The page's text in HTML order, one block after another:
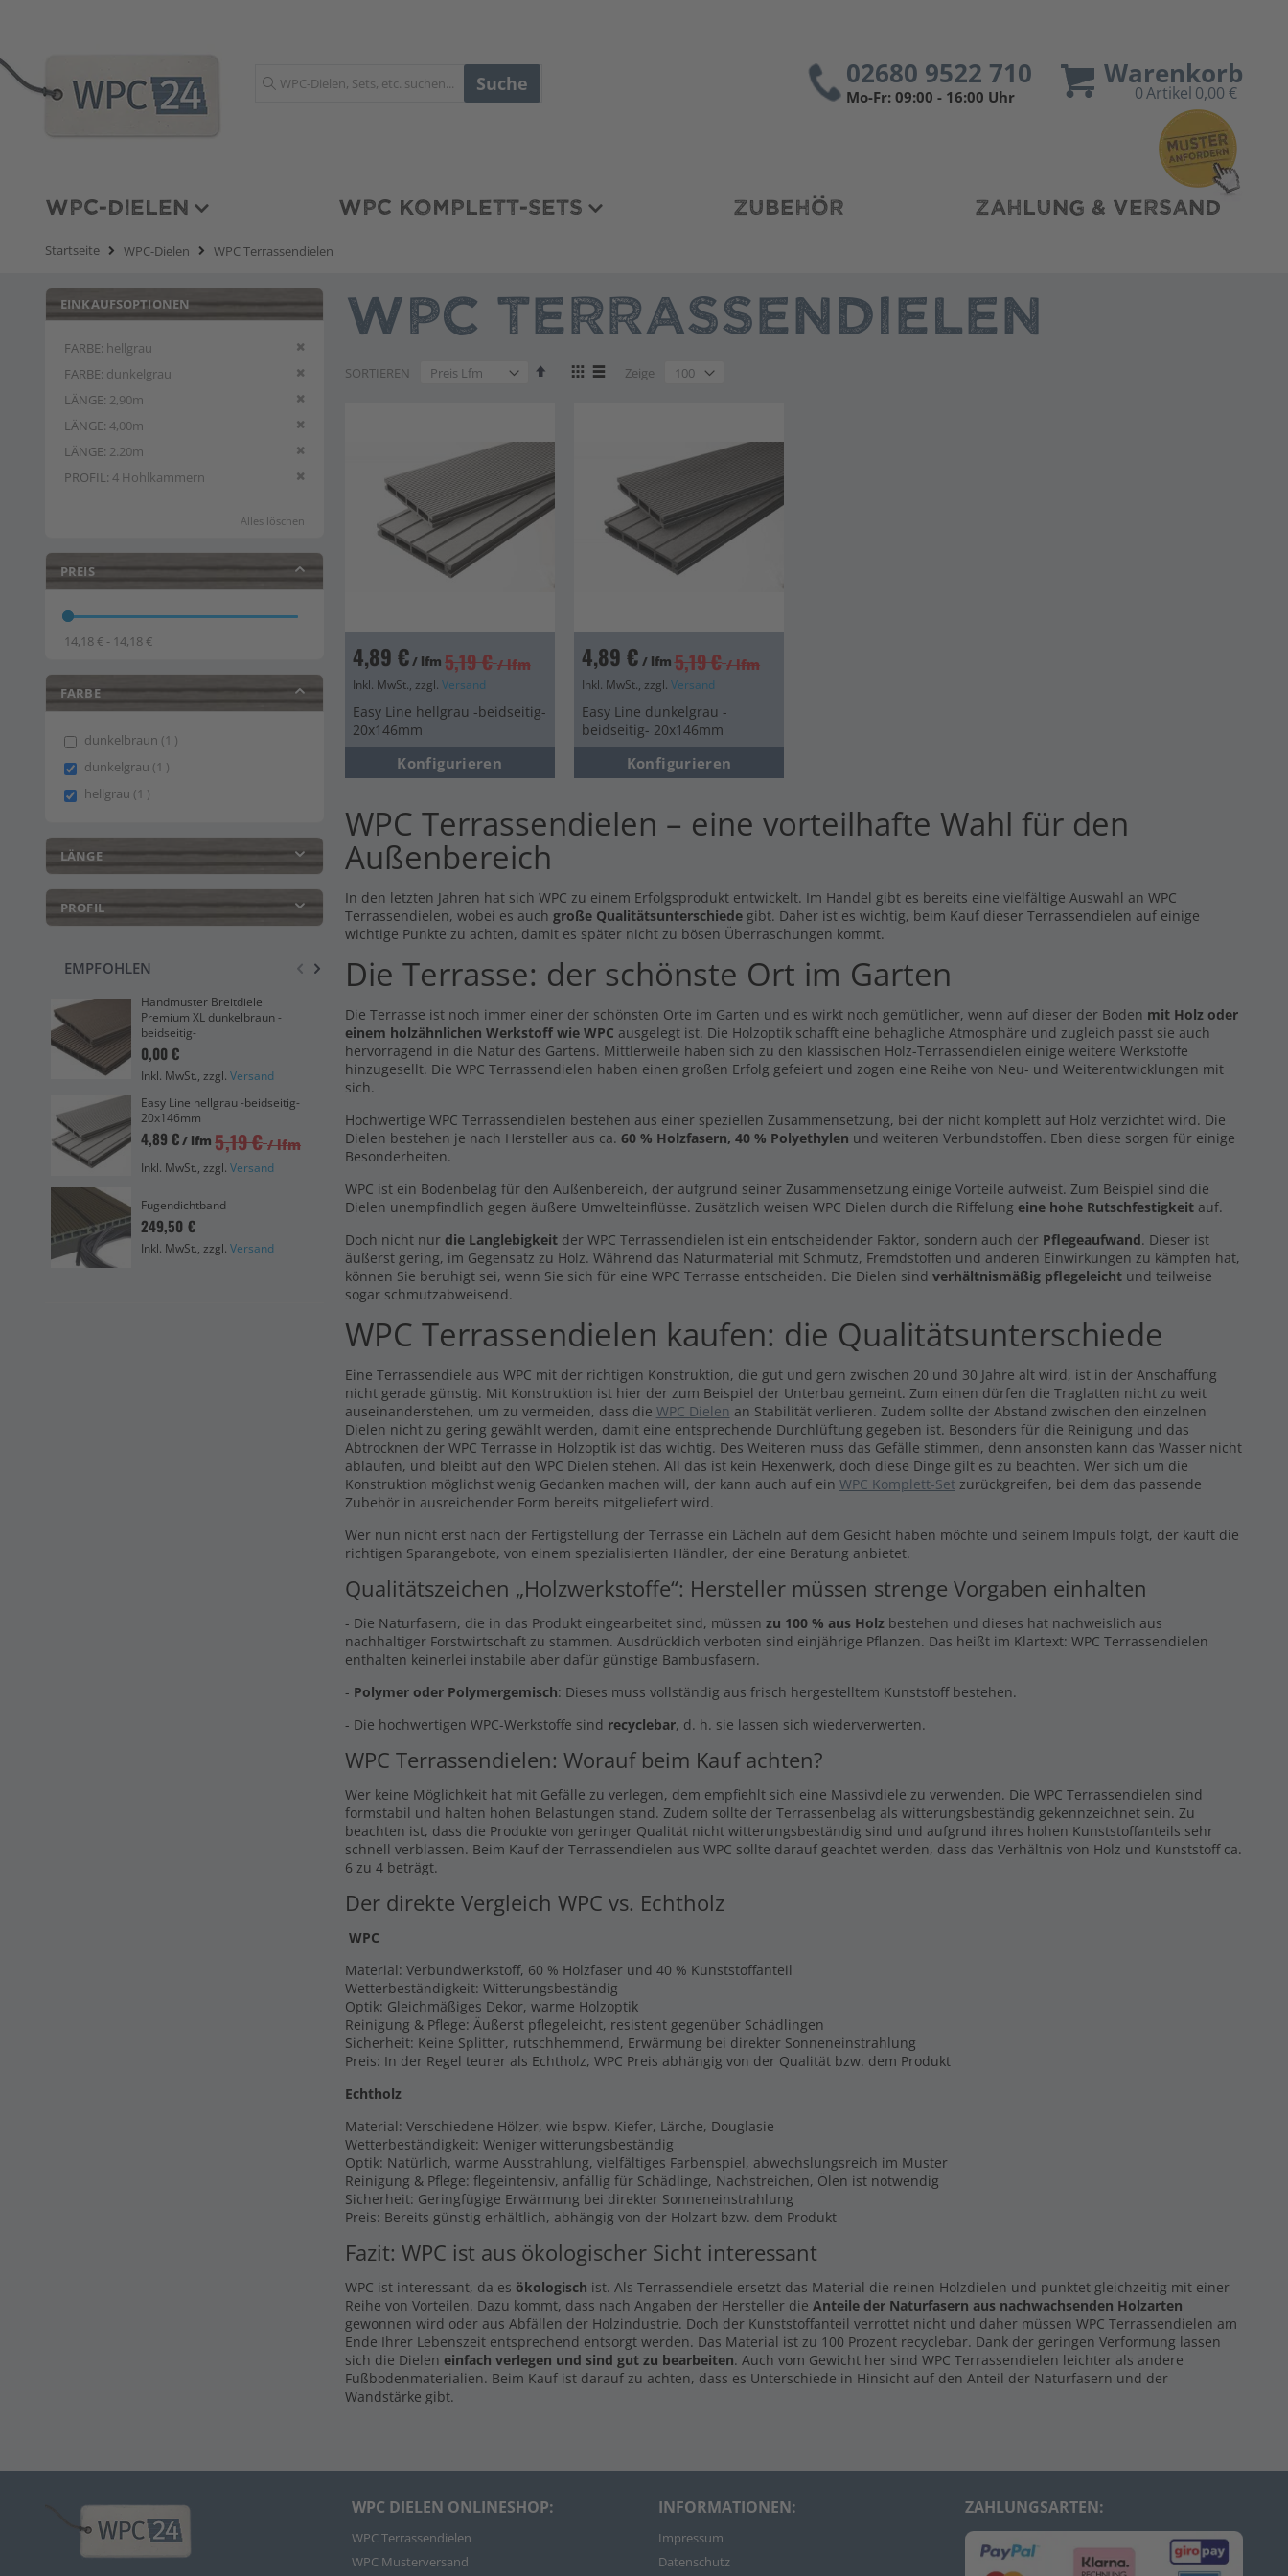
Warenkorb
0Artikel 0,00 €
Suche 02680 9522 710
Mo-Fr: 09:00 - 16:00 Uhr
WPC-DIELEN WPC KOMPLETT-SETS ZUBEHÖR ZAHLUNG & VERSAND
Startseite WPC-Dielen WPC Terrassendielen
WPC TERRASSENDIELEN
SORTIEREN
AbsteigendAnzeigen
Zeige
4,89 €/ lfm 5,19 € / lfm
Inkl. MwSt., zzgl. Versand
Easy Line hellgrau -beidseitig-
20x146mm
Konfigurieren
4,89 € / lfm5,19 € / lfm
Inkl. MwSt., zzgl. Versand
Easy Line dunkelgrau -
beidseitig- 20x146mm
Konfigurieren
WPC Terrassendielen – eine vorteilhafte Wahl für den
Außenbereich
In den letzten Jahren hat sich WPC zu einem Erfolgsprodukt entwickelt. Im Handel gibt es bereits eine vielfältige Auswahl an WPC
Terrassendielen, wobei es auch große Qualitätsunterschiede gibt. Daher ist es wichtig, beim Kauf dieser Terrassendielen auf einige
wichtige Punkte zu achten, damit es später nicht zu bösen Überraschungen kommt.
Die Terrasse: der schönste Ort im Garten
Die Terrasse ist noch immer einer der schönsten Orte im Garten und es wirkt noch gemütlicher, wenn auf dieser der Boden mit Holz oder
einem holzähnlichen Werkstoff wie WPC ausgelegt ist. Die Holzoptik schafft eine behagliche Atmosphäre und zugleich passt sie auch
hervorragend in die Natur des Gartens. Mittlerweile haben sich zu den klassischen Holz-Terrassendielen einige weitere Werkstoffe
hinzugesellt. Die WPC Terrassendielen haben einen großen Erfolg gefeiert und zogen eine Reihe von Neu- und Weiterentwicklungen mit
sich.
Hochwertige WPC Terrassendielen bestehen aus einer speziellen Zusammensetzung, bei der nicht komplett auf Holz verzichtet wird. Die
Dielen bestehen je nach Hersteller aus ca. 60 % Holzfasern, 40 % Polyethylen und weiteren Verbundstoffen. Eben diese sorgen für einige
Besonderheiten.
WPC ist ein Bodenbelag für den Außenbereich, der aufgrund seiner Zusammensetzung einige Vorteile aufweist. Zum Beispiel sind die
Dielen unempfindlich gegen äußere Umwelteinflüsse. Zusätzlich weisen WPC Dielen durch die Riffelung eine hohe Rutschfestigkeitauf.
Doch nicht nur die Langlebigkeitder WPC Terrassendielen ist ein entscheidender Faktor, sondern auch der Pflegeaufwand. Dieser ist
äußerst gering, im Gegensatz zu Holz. Während das Naturmaterial mit Schmutz, Fremdstoffen und anderen Einwirkungen zu kämpfen hat,
können Sie beruhigt sei, wenn Sie sich für eine WPC Terrasse entscheiden. Die Dielen sind verhältnismäßig pflegeleichtund teilweise
sogar schmutzabweisend.
WPC Terrassendielen kaufen: die Qualitätsunterschiede
Eine Terrassendiele aus WPC mit der richtigen Konstruktion, die gut und gern zwischen 20 und 30 Jahre alt wird, ist in der Anschaffung
nicht gerade günstig. Mit Konstruktion ist hier der zum Beispiel der Unterbau gemeint. Zum einen dürfen die Traglatten nicht zu weit
auseinanderstehen, um zu vermeiden, dass die WPC Dielen an Stabilität verlieren. Zudem sollte der Abstand zwischen den einzelnen
Dielen nicht zu gering gewählt werden, damit eine entsprechende Durchlüftung gegeben ist. Besonders für die Reinigung und das
Abtrocknen der WPC Terrasse in Holzoptik ist das wichtig. Des Weiteren muss das Gefälle stimmen, denn ansonsten kann das Wasser nicht
ablaufen, und bleibt auf den WPC Dielen stehen. All das ist kein Hexenwerk, doch diese Dinge gilt es zu beachten. Wer sich um die
Konstruktion möglichst wenig Gedanken machen will, der kann auch auf ein WPC Komplett-Setzurückgreifen, bei dem das passende
Zubehör in ausreichender Form bereits mitgeliefert wird.
Wer nun nicht erst nach der Fertigstellung der Terrasse ein Lächeln auf dem Gesicht haben möchte und seinem Impuls folgt, der kauft die
richtigen Sparangebote, von einem spezialisierten Händler, der eine Beratung anbietet.
Qualitätszeichen „Holzwerkstoffe“: Hersteller müssen strenge Vorgaben einhalten
- Die Naturfasern, die in das Produkt eingearbeitet sind, müssen zu 100 % aus Holz bestehen und dieses hat nachweislich aus
nachhaltiger Forstwirtschaft zu stammen. Ausdrücklich verboten sind einjährige Pflanzen. Das heißt im Klartext: WPC Terrassendielen
enthalten keinerlei instabile aber dafür günstige Bambusfasern.
- Polymer oder Polymergemisch: Dieses muss vollständig aus frisch hergestelltem Kunststoff bestehen.
- Die hochwertigen WPC-Werkstoffe sind recyclebar, d. h. sie lassen sich wiederverwerten.
WPC Terrassendielen: Worauf beim Kauf achten?
Wer keine Möglichkeit hat mit Gefälle zu verlegen, dem empfiehlt sich eine Massivdiele zu verwenden. Die WPC Terrassendielen sind
formstabil und halten hohen Belastungen stand. Zudem sollte der Terrassenbelag als witterungsbeständig gekennzeichnet sein. Zu
beachten ist, dass die Produkte von geringer Qualität nicht witterungsbeständig sind und aufgrund ihres hohen Kunststoffanteils sehr
schnell verblassen. Beim Kauf der Terrassendielen aus WPC sollte darauf geachtet werden, dass das Verhältnis von Holz und Kunststoff ca.
6 zu 4 beträgt.
Der direkte Vergleich WPC vs. Echtholz
WPC
Material: Verbundwerkstoff, 60 % Holzfaser und 40 % Kunststoffanteil
Wetterbeständigkeit: Witterungsbeständig
Optik: Gleichmäßiges Dekor, warme Holzoptik
Reinigung & Pflege: Äußerst pflegeleicht, resistent gegenüber Schädlingen
Sicherheit: Keine Splitter, rutschhemmend, Erwärmung bei direkter Sonneneinstrahlung
Preis: In der Regel teurer als Echtholz, WPC Preis abhängig von der Qualität bzw. dem Produkt
Echtholz
Material: Verschiedene Hölzer, wie bspw. Kiefer, Lärche, Douglasie
Wetterbeständigkeit: Weniger witterungsbeständig
Optik: Natürlich, warme Ausstrahlung, vielfältiges Farbenspiel, abwechslungsreich im Muster
Reinigung & Pflege: flegeintensiv, anfällig für Schädlinge, Nachstreichen, Ölen ist notwendig
Sicherheit: Geringfügige Erwärmung bei direkter Sonneneinstrahlung
Preis: Bereits günstig erhältlich, abhängig von der Holzart bzw. dem Produkt
Fazit: WPC ist aus ökologischer Sicht interessant
WPC ist interessant, da es ökologisch ist. Als Terrassendiele ersetzt das Material die reinen Holzdielen und punktet gleichzeitig mit einer
Reihe von Vorteilen. Dazu kommt, dass nach Angaben der Hersteller die Anteile der Naturfasern aus nachwachsenden Holzarten
gewonnen wird oder aus Abfällen der Holzindustrie. Doch der Kunststoffanteil verrottet nicht und daher müssen WPC Terrassendielen am
Ende Ihrer Lebenszeit entsprechend entsorgt werden. Das Material ist zu 100 Prozent recyclebar. Dank der geringen Verformung lassen
sich die Dielen einfach verlegen und sind gut zu bearbeiten. Auch vom Gewicht her sind WPC Terrassendielen leichter als andere
Fußbodenmaterialien. Beim Kauf ist darauf zu achten, dass es Unterschiede in Hinsicht auf den Anteil der Naturfasern und der
Wandstärke gibt.
EINKAUFSOPTIONEN
FARBE hellgrau
Diesen Artikel entfernen
FARBE dunkelgrau
Diesen Artikel entfernen
LÄNGE 2,90m
Diesen Artikel entfernen
LÄNGE 4,00m
Diesen Artikel entfernen
LÄNGE 2.20m
Diesen Artikel entfernen
PROFIL 4 Hohlkammern Diesen Artikel entfernen
Alles löschen
PREIS
14,18 € - 14,18 €
FARBE
dunkelbraun 1 item
dunkelgrau 1 item
hellgrau 1 item
LÄNGE
PROFIL
EMPFOHLEN
Handmuster Breitdiele
Premium XL dunkelbraun -
beidseitig-
0,00 €
Inkl. MwSt., zzgl. Versand
Easy Line hellgrau -beidseitig-
20x146mm
4,89 €/ lfm 5,19 € / lfm
Inkl. MwSt., zzgl. Versand
Fugendichtband
249,50 €
Inkl. MwSt., zzgl. Versand
dunkelgrau -beidseitig-
0,00 €
Inkl. MwSt., zzgl.Versand
4,89 € / lfm5,19 € / lfm
Inkl. MwSt., zzgl.
Unterkonstruktion
6,29 €
Inkl. MwSt., zzgl.Versand
Drehfuss 6,6 - 14,5 cm
5,49 €
Inkl. MwSt., zzgl.Versand
4,89 €/ lfm5,19 € / lfm
Handmuster Volldiele
dunkelbraun -beidseitig-
Inkl. MwSt., zzgl. Versand
WPC DIELEN ONLINESHOP:
WPC Terrassendielen
WPC Musterversand
INFORMATIONEN:
Impressum
Datenschutz
ZAHLUNGSARTEN: